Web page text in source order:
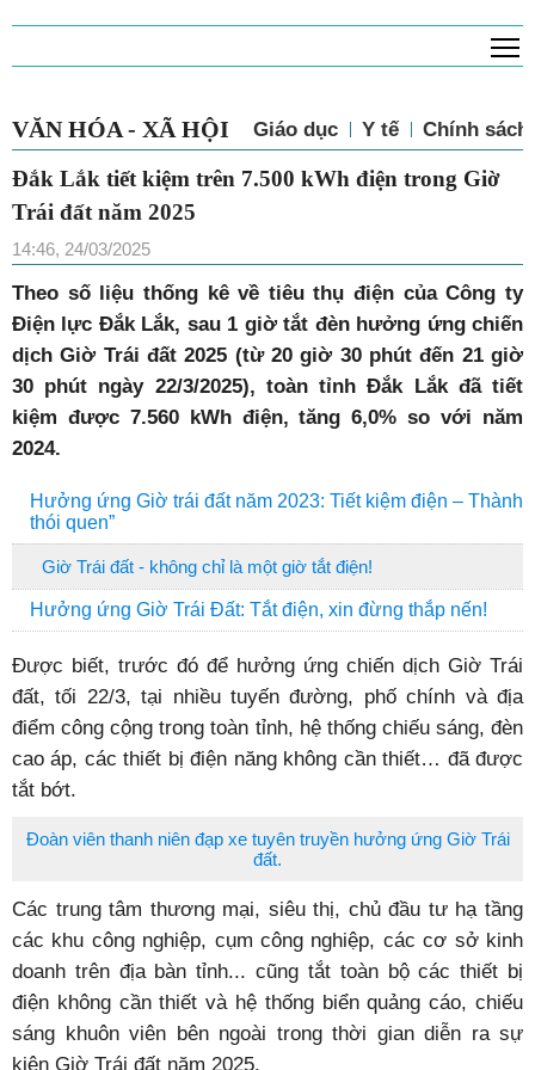
VĂN HÓA - XÃ HỘI Giáo dục Y tế Chính sách
Đắk Lắk tiết kiệm trên 7.500 kWh điện trong Giờ
Trái đất năm 2025
14:46, 24/03/2025
Theo số liệu thống kê về tiêu thụ điện của Công ty
Điện lực Đắk Lắk, sau 1 giờ tắt đèn hưởng ứng chiến
dịch Giờ Trái đất 2025 (từ 20 giờ 30 phút đến 21 giờ
30 phút ngày 22/3/2025), toàn tỉnh Đắk Lắk đã tiết
kiệm được 7.560 kWh điện, tăng 6,0% so với năm
2024.
Hưởng ứng Giờ trái đất năm 2023: Tiết kiệm điện – Thành
thói quen”
Giờ Trái đất - không chỉ là một giờ tắt điện!
Hưởng ứng Giờ Trái Đất: Tắt điện, xin đừng thắp nến!
Được biết, trước đó để hưởng ứng chiến dịch Giờ Trái
đất, tối 22/3, tại nhiều tuyến đường, phố chính và địa
điểm công cộng trong toàn tỉnh, hệ thống chiếu sáng, đèn
cao áp, các thiết bị điện năng không cần thiết… đã được
tắt bớt.
Đoàn viên thanh niên đạp xe tuyên truyền hưởng ứng Giờ Trái
đất.
Các trung tâm thương mại, siêu thị, chủ đầu tư hạ tầng
các khu công nghiệp, cụm công nghiệp, các cơ sở kinh
doanh trên địa bàn tỉnh... cũng tắt toàn bộ các thiết bị
điện không cần thiết và hệ thống biển quảng cáo, chiếu
sáng khuôn viên bên ngoài trong thời gian diễn ra sự
kiện Giờ Trái đất năm 2025.